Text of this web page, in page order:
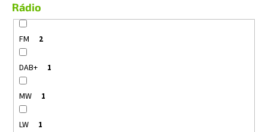
Rádio
FM 2
DAB+ 1
MW 1
LW 1